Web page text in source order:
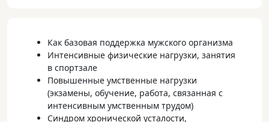
Как базовая поддержка мужского организма
Интенсивные физические нагрузки, занятия
в спортзале
Повышенные умственные нагрузки
(экзамены, обучение, работа, связанная с
интенсивным умственным трудом)
Синдром хронической усталости,